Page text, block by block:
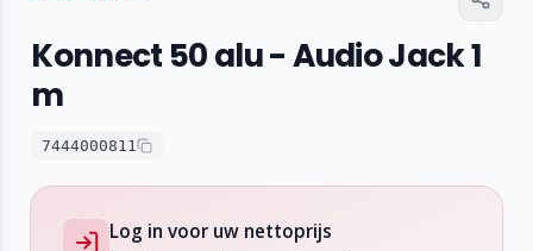
Konnect 50 alu - Audio Jack 1
m
7444000811
Log in voor uw nettoprijs